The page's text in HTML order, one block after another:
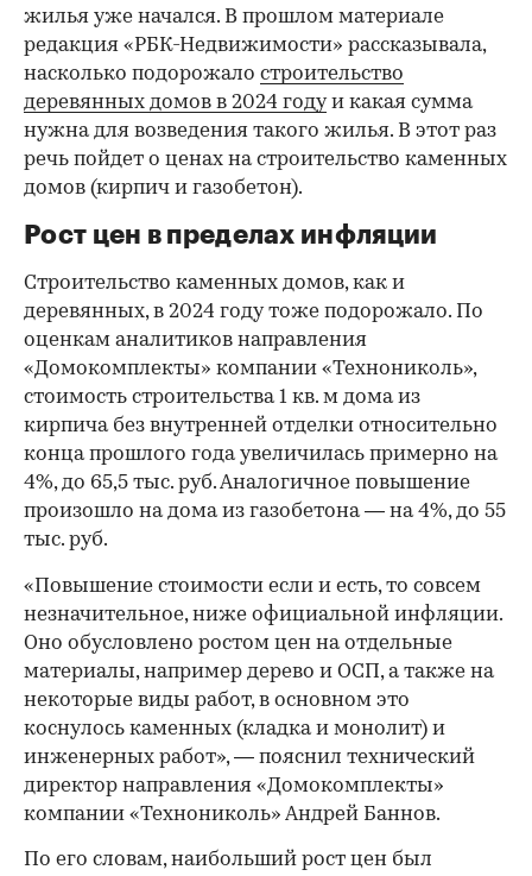
жилья уже начался. В прошлом материале
редакция «РБК-Недвижимости» рассказывала,
насколько подорожало строительство
деревянных домов в 2024 годуи какая сумма
нужна для возведения такого жилья. В этот раз
речь пойдет о ценах на строительство каменных
домов (кирпич и газобетон).
Рост цен в пределах инфляции
Строительство каменных домов, как и
деревянных, в 2024 году тоже подорожало. По
оценкам аналитиков направления
«Домокомплекты» компании «Технониколь»,
стоимость строительства 1 кв. м дома из
кирпича без внутренней отделки относительно
конца прошлого года увеличилась примерно на
4%, до 65,5 тыс. руб. Аналогичное повышение
произошло на дома из газобетона — на 4%, до 55
тыс. руб.
«Повышение стоимости если и есть, то совсем
незначительное, ниже официальной инфляции.
Оно обусловлено ростом цен на отдельные
материалы, например дерево и ОСП, а также на
некоторые виды работ, в основном это
коснулось каменных (кладка и монолит) и
инженерных работ», — пояснил технический
директор направления «Домокомплекты»
компании «Технониколь» Андрей Баннов.
По его словам, наибольший рост цен был